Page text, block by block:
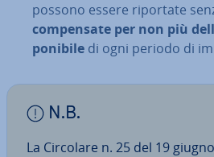
possono essere riportate
com­pen­sa­te per non più
po­ni­bi­le di ogni periodo di
N.B.
La Circolare n. 25 del 19